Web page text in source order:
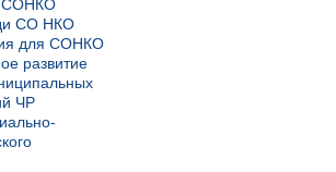
СОНКО
СО НКО
для СОНКО
развитие
ЧР